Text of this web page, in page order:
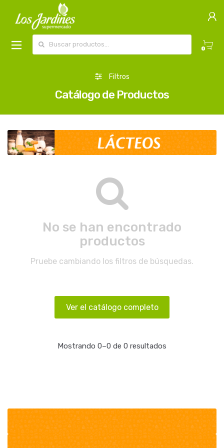
0
Filtros
Catálogo de Productos
No se han encontrado
productos
Pruebe cambiando los filtros de búsquedas.
Ver el catálogo completo
Mostrando 0–0 de 0 resultados